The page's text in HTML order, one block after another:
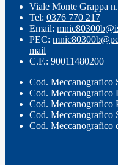
Viale Monte Grappa
Tel: 0376 770 217
Email:
PEC:
mail
C.F.: 90011480200
Cod.
Cod.
Cod.
Cod.
Cod. Meccanografico